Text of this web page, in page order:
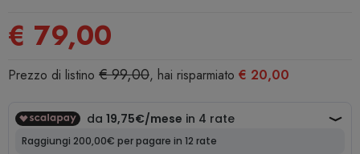
€ 79,00
Prezzo di listino € 99,00, hai risparmiato € 20,00